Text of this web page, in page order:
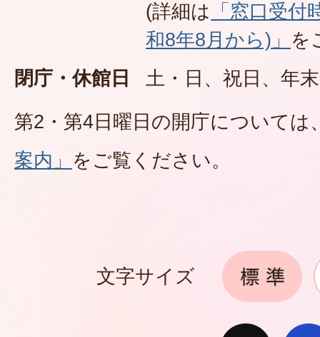
(詳細は 「窓口受
和8年8月から)」 を
閉庁・休館日
土・日、祝日、年
第2・第4日曜日の開庁については
案内」 をご覧ください。
文字サイズ